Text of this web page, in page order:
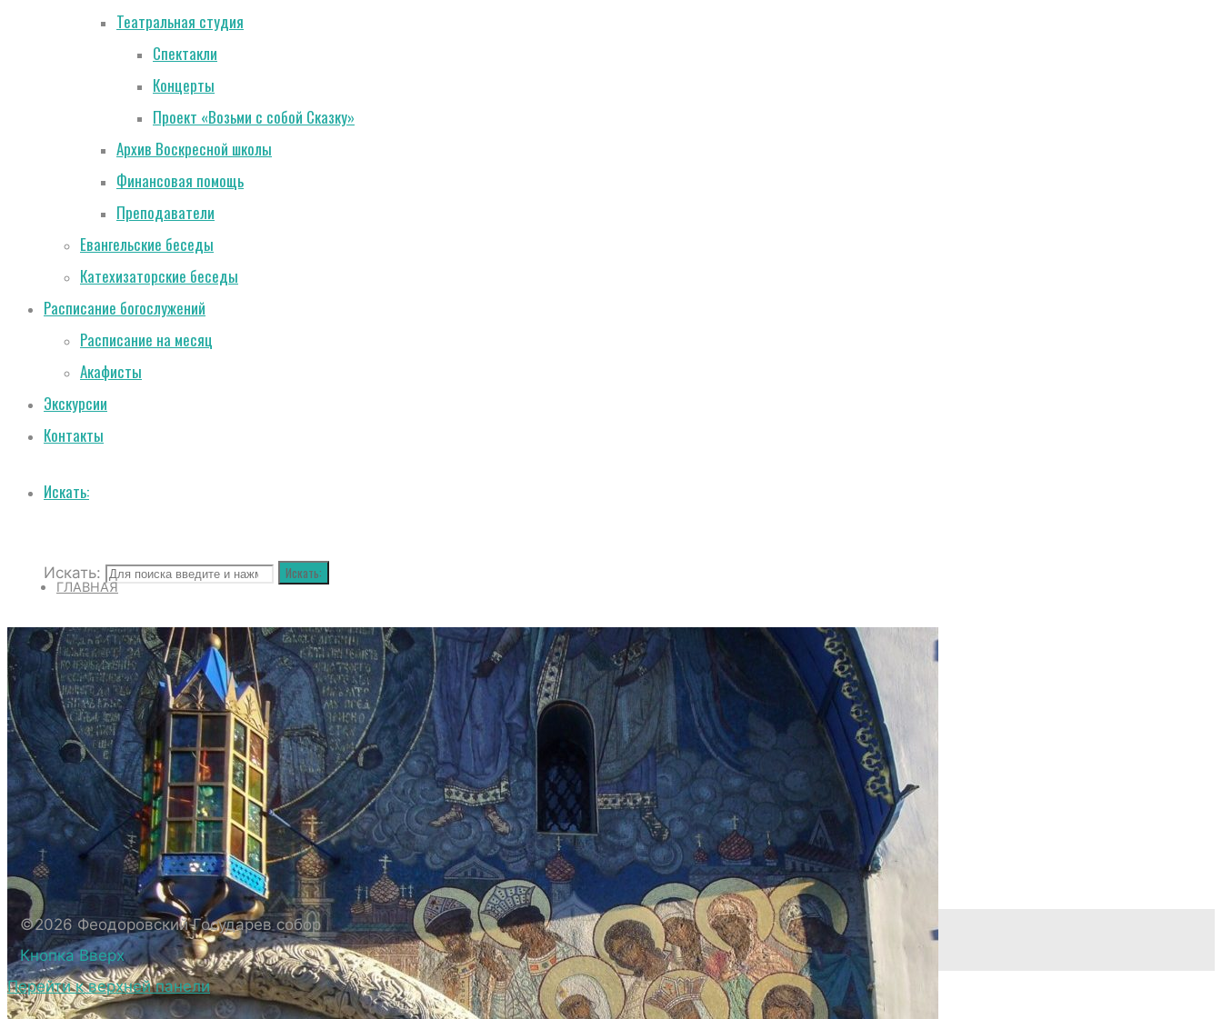
Театральная студия
Спектакли
Концерты
Проект «Возьми с собой Сказку»
Архив Воскресной школы
Финансовая помощь
Преподаватели
Евангельские беседы
Катехизаторские беседы
Расписание богослужений
Расписание на месяц
Акафисты
Экскурсии
Контакты
Искать:
Искать: Искать:
ГЛАВНАЯ
О СОБОРЕ
ИСТОРИЯ СОБОРА
ИСТОРИЯ ФЕОДОРОВСКОГО ГОСУДАРЕВА СОБОРА
ПОЛОЖЕНИЕ И ВНУТРЕННИЙ РАСПОРЯДОК СОБОРА
БИОГРАФИЧЕСКИЕ ДАННЫЕ СВЯЩЕННОСЛУЖИТЕЛЕЙ СОБОРА.
ВНЕШНИЙ ВИД
ВНЕШНИЙ ВИД СОБОРА
ВЕРХНИЙ ХРАМ ФЕОДОРОВСКОГО ГОСУДАРЕВА СОБОРА
НИЖНИЙ ХРАМ ФЕОДОРОВСКОГО ГОСУДАРЕВА СОБОРА
ТЕРРИТОРИЯ СОБОРА
©2026 Феодоровский Государев собор
Кнопка Вверх
Перейти к верхней панели